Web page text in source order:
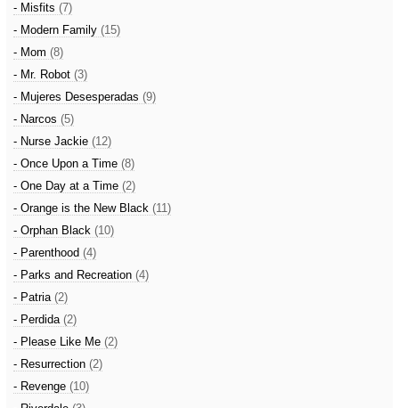
- Misfits (7)
- Modern Family (15)
- Mom (8)
- Mr. Robot (3)
- Mujeres Desesperadas (9)
- Narcos (5)
- Nurse Jackie (12)
- Once Upon a Time (8)
- One Day at a Time (2)
- Orange is the New Black (11)
- Orphan Black (10)
- Parenthood (4)
- Parks and Recreation (4)
- Patria (2)
- Perdida (2)
- Please Like Me (2)
- Resurrection (2)
- Revenge (10)